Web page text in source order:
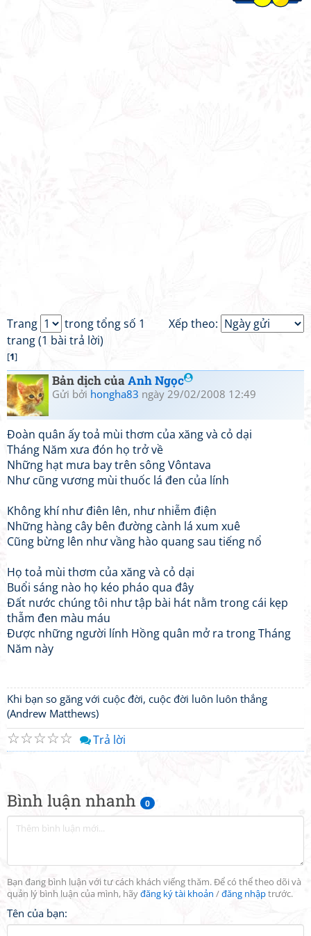
Bình luận nhanh 0
Bạn đang bình luận với tư cách khách viếng thăm. Để có thể theo dõi và
quản lý bình luận của mình, hãyđăng ký tài khoản /đăng nhậptrước.
Tên của bạn:
Xếp theo:
Trang
trong tổng số 1
trang (1 bài trả lời)
[1]
Bản dịch củaAnh Ngọc
Gửi bởi hongha83 ngày 29/02/2008 12:49
Đoàn quân ấy toả mùi thơm của xăng và cỏ dại
Tháng Năm xưa đón họ trở về
Những hạt mưa bay trên sông Vôntava
Như cũng vương mùi thuốc lá đen của lính
Không khí như điên lên, như nhiễm điện
Những hàng cây bên đường cành lá xum xuê
Cũng bừng lên như vầng hào quang sau tiếng nổ
Họ toả mùi thơm của xăng và cỏ dại
Buổi sáng nào họ kéo pháo qua đây
Đất nước chúng tôi như tập bài hát nằm trong cái kẹp
thẫm đen màu máu
Được những người lính Hồng quân mở ra trong Tháng
Năm này
Khi bạn so găng với cuộc đời, cuộc đời luôn luôn thắng
(Andrew Matthews)
☆
☆
☆
☆
☆ Trả lời